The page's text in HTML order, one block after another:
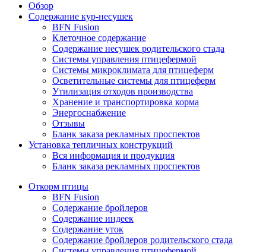
Обзор
Содержание кур-несушек
BFN Fusion
Клеточное содержание
Содержание несушек родительского стада
Системы управления птицефермой
Системы микроклимата для птицеферм
Осветительные системы для птицеферм
Утилизация отходов производства
Хранение и транспортировка корма
Энергоснабжение
Отзывы
Бланк заказа рекламных проспектов
Установка тепличных конструкций
Вся информация и продукция
Бланк заказа рекламных проспектов
Откорм птицы
BFN Fusion
Содержание бройлеров
Содержание индеек
Содержание уток
Содержание бройлеров родительского стада